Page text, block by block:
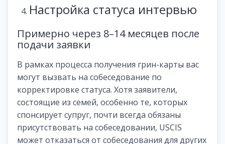
Настройка статуса интервью
Примерно через 8–14 месяцев после
подачи заявки
В рамках процесса получения грин-карты вас
могут вызвать на собеседование по
корректировке статуса. Хотя заявители,
состоящие из семей, особенно те, которых
спонсирует супруг, почти всегда обязаны
присутствовать на собеседовании, USCIS
может отказаться от собеседования для других